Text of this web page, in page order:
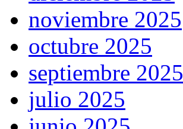
noviembre 2025
octubre 2025
septiembre 2025
julio 2025